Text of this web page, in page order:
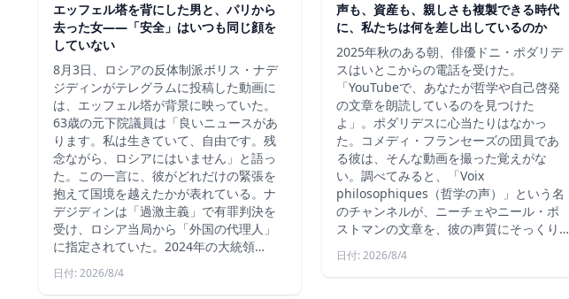
エッフェル塔を背にした男と、パリから
去った女——「安全」はいつも同じ顔を
していない
8月3日、ロシアの反体制派ボリス・ナデ
ジディンがテレグラムに投稿した動画に
は、エッフェル塔が背景に映っていた。
63歳の元下院議員は「良いニュースがあ
ります。私は生きていて、自由です。残
念ながら、ロシアにはいません」と語っ
た。この一言に、彼がどれだけの緊張を
抱えて国境を越えたかが表れている。ナ
デジディンは「過激主義」で有罪判決を
受け、ロシア当局から「外国の代理人」
に指定されていた。2024年の大統領…
日付: 2026/8/4
声も、資産も、親しさも複製できる時代
に、私たちは何を差し出しているのか
2025年秋のある朝、俳優ドニ・ポダリデ
スはいとこからの電話を受けた。
「YouTubeで、あなたが哲学や自己啓発
の文章を朗読しているのを見つけた
よ」。ポダリデスに心当たりはなかっ
た。コメディ・フランセーズの団員であ
る彼は、そんな動画を撮った覚えがな
い。調べてみると、「Voix
philosophiques（哲学の声）」という名
のチャンネルが、ニーチェやニール・ポ
ストマンの文章を、彼の声質にそっくり…
日付: 2026/8/4